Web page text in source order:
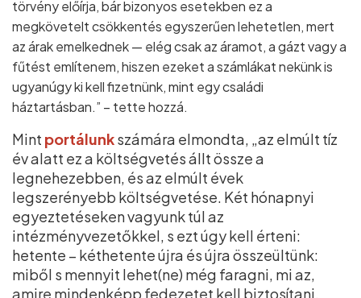
törvény előírja, bár bizonyos esetekben ez a
megkövetelt csökkentés egyszerűen lehetetlen, mert
az árak emelkednek — elég csak az áramot, a gázt vagy a
fűtést említenem, hiszen ezeket a számlákat nekünk is
ugyanúgy ki kell fizetnünk, mint egy családi
háztartásban.” – tette hozzá.
Mint portálunkszámára elmondta, „az elmúlt tíz
év alatt ez a költségvetés állt össze a
legnehezebben, és az elmúlt évek
legszerényebb költségvetése. Két hónapnyi
egyeztetéseken vagyunk túl az
intézményvezetőkkel, s ezt úgy kell érteni:
hetente – kéthetente újra és újra összeültünk:
miből s mennyit lehet(ne) még faragni, mi az,
amire mindenképp fedezetet kell biztosítani.